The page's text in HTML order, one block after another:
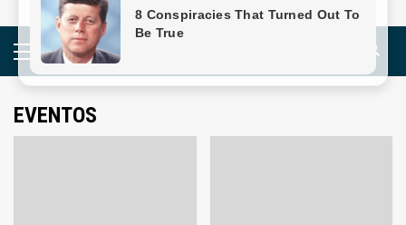
Primary
Menu
EVENTOS